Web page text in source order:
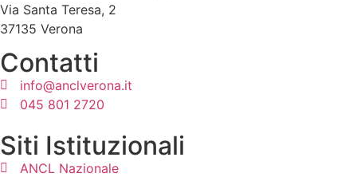
Via Santa Teresa, 2
37135 Verona
Contatti
info@anclverona.it
045 801 2720
Siti Istituzionali
ANCL Nazionale